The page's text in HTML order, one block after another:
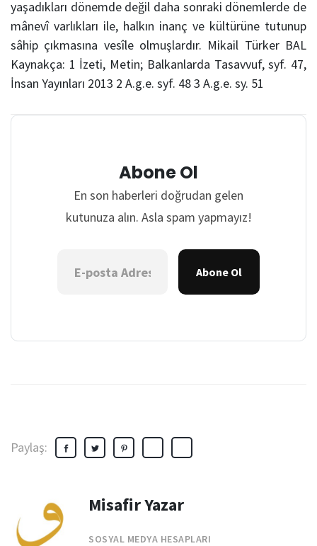
yaşadıkları dönemde değil daha sonraki dönemlerde de
mânevî varlıkları ile, halkın inanç ve kültürüne tutunup
sâhip çıkmasına vesîle olmuşlardır. Mikail Türker BAL
Kaynakça: 1 İzeti, Metin; Balkanlarda Tasavvuf, syf. 47,
İnsan Yayınları 2013 2 A.g.e. syf. 48 3 A.g.e. sy. 51
Abone Ol
En son haberleri doğrudan gelen
kutunuza alın. Asla spam yapmayız!
Abone Ol
Paylaş:
Misafir Yazar
SOSYAL MEDYA HESAPLARI